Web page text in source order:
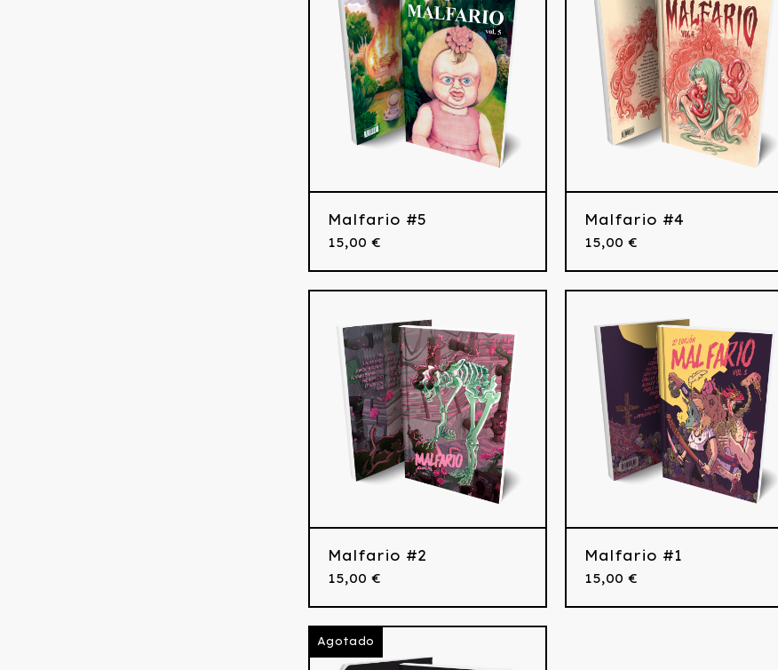
Malfario #5
15,00 €
Malfario #4
15,00 €
Malfario #2
15,00 €
Malfario #1
15,00 €
Agotado